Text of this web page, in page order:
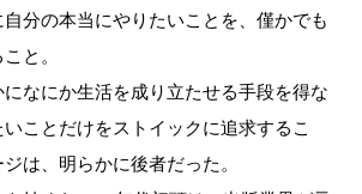
分の本当にやりたいことを、僅かでも
と。
なにか生活を成り立たせる手段を得な
ことだけをストイックに追求するこ
は、明らかに後者だった。